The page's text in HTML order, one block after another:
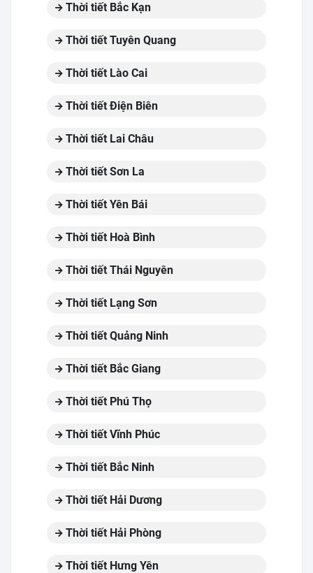
Thời tiết Bắc Kạn
Thời tiết Tuyên Quang
Thời tiết Lào Cai
Thời tiết Điện Biên
Thời tiết Lai Châu
Thời tiết Sơn La
Thời tiết Yên Bái
Thời tiết Hoà Bình
Thời tiết Thái Nguyên
Thời tiết Lạng Sơn
Thời tiết Quảng Ninh
Thời tiết Bắc Giang
Thời tiết Phú Thọ
Thời tiết Vĩnh Phúc
Thời tiết Bắc Ninh
Thời tiết Hải Dương
Thời tiết Hải Phòng
Thời tiết Hưng Yên